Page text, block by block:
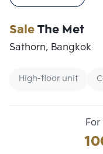
SaleThe Met
Sathorn, Bangkok
High-floor unit